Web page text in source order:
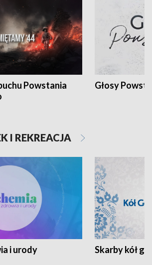
Powstania
Głosy
I REKREACJA
i urody Skarby kół